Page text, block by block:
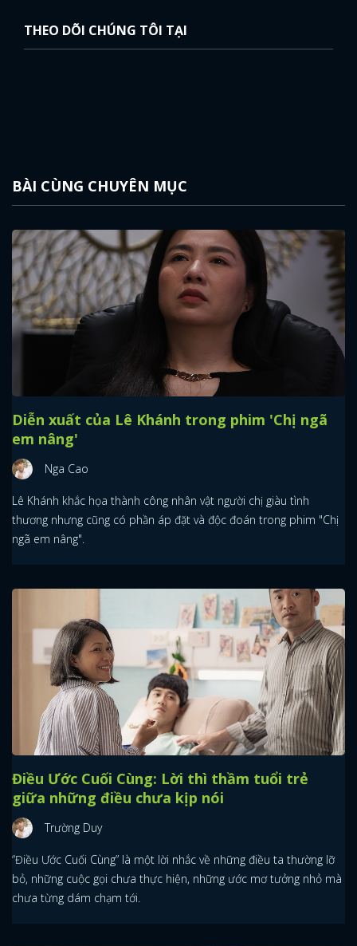
THEO DÕI CHÚNG TÔI TẠI
BÀI CÙNG CHUYÊN MỤC
Diễn xuất của Lê Khánh trong phim 'Chị ngã
em nâng'
Nga Cao
Lê Khánh khắc họa thành công nhân vật người chị giàu tình
thương nhưng cũng có phần áp đặt và độc đoán trong phim "Chị
ngã em nâng".
Điều Ước Cuối Cùng: Lời thì thầm tuổi trẻ
giữa những điều chưa kịp nói
Trường Duy
“Điều Ước Cuối Cùng” là một lời nhắc về những điều ta thường lỡ
bỏ, những cuộc gọi chưa thực hiện, những ước mơ tưởng nhỏ mà
chưa từng dám chạm tới.